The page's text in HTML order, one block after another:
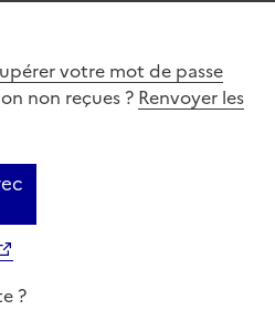
votre mot de passe
non reçues ? Renvoyer les
?